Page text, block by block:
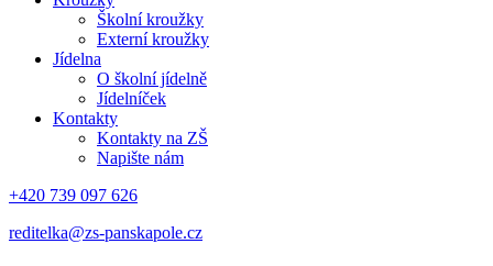
Školní kroužky
Externí kroužky
Jídelna
O školní jídelně
Jídelníček
Kontakty
Kontakty na ZŠ
Napište nám
+420 739 097 626
reditelka@zs-panskapole.cz